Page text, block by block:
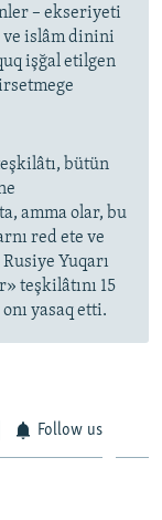
– ekseriyeti
ve islâm dinini
işğal etilgen
bütün
amma olar, bu
red ete ve
Yuqarı
teşkilâtını 15
yasaq etti.
Follow us